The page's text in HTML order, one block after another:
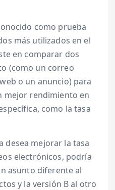
como prueba
más utilizados en el
en comparar dos
(como un correo
o un anuncio) para
mejor rendimiento en
como la tasa
desea mejorar la tasa
electrónicos, podría
asunto diferente al
y la versión B al otro